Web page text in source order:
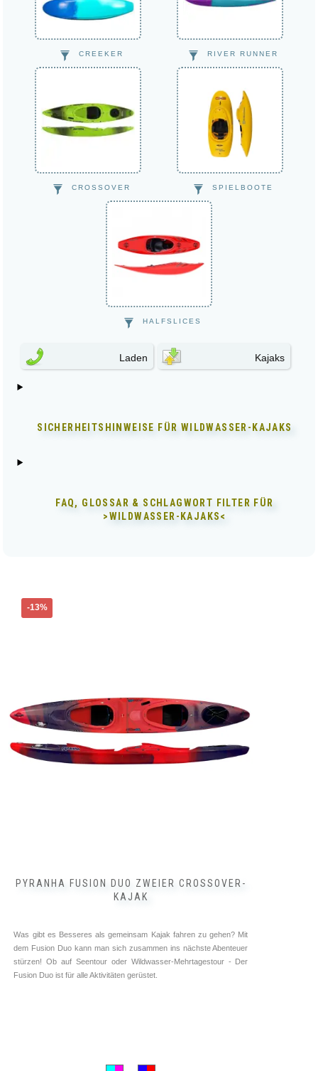
CREEKER RIVER RUNNER
CROSSOVER SPIELBOOTE
HALFSLICES
Laden Kajaks
SICHERHEITSHINWEISE FÜR WILDWASSER-KAJAKS
FAQ, GLOSSAR & SCHLAGWORT FILTER FÜR
>WILDWASSER-KAJAKS<
-13%
PYRANHA FUSION DUO ZWEIER CROSSOVER-
KAJAK
Was gibt es Besseres als gemeinsam Kajak fahren zu gehen? Mit
dem Fusion Duo kann man sich zusammen ins nächste Abenteuer
stürzen! Ob auf Seentour oder Wildwasser-Mehrtagestour - Der
Fusion Duo ist für alle Aktivitäten gerüstet.
Dieses
Produkt
Optionen
können
der
Produktseite